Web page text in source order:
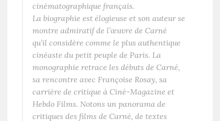
cinématographique français.
La biographie est élogieuse et son auteur se
montre admiratif de l’œuvre de Carné
qu’il considère comme le plus authentique
cinéaste du petit peuple de Paris. La
monographie retrace les débuts de Carné,
sa rencontre avec Françoise Rosay, sa
carrière de critique à Ciné-Magazine et
Hebdo Films. Notons un panorama de
critiques des films de Carné, de textes